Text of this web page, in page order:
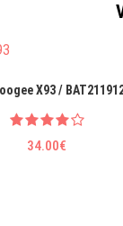
X93 /
34.00€